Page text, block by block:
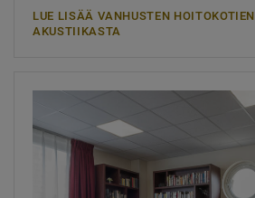
LUE LISÄÄ VANHUSTEN HOITOKOTIEN
AKUSTIIKASTA